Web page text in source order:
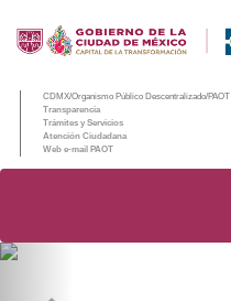
CDMX/Organismo Público Descentralizado/PAOT
Transparencia
Trámites y Servicios
Atención Ciudadana
Web e-mail PAOT